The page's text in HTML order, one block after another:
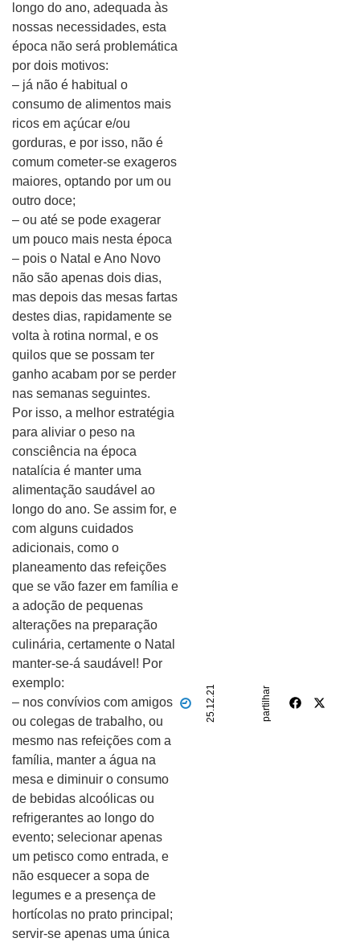
25.12.21 partilhar
longo do ano, adequada às
nossas necessidades, esta
época não será problemática
por dois motivos:
– já não é habitual o
consumo de alimentos mais
ricos em açúcar e/ou
gorduras, e por isso, não é
comum cometer-se exageros
maiores, optando por um ou
outro doce;
– ou até se pode exagerar
um pouco mais nesta época
– pois o Natal e Ano Novo
não são apenas dois dias,
mas depois das mesas fartas
destes dias, rapidamente se
volta à rotina normal, e os
quilos que se possam ter
ganho acabam por se perder
nas semanas seguintes.
Por isso, a melhor estratégia
para aliviar o peso na
consciência na época
natalícia é manter uma
alimentação saudável ao
longo do ano. Se assim for, e
com alguns cuidados
adicionais, como o
planeamento das refeições
que se vão fazer em família e
a adoção de pequenas
alterações na preparação
culinária, certamente o Natal
manter-se-á saudável! Por
exemplo:
– nos convívios com amigos
ou colegas de trabalho, ou
mesmo nas refeições com a
família, manter a água na
mesa e diminuir o consumo
de bebidas alcoólicas ou
refrigerantes ao longo do
evento; selecionar apenas
um petisco como entrada, e
não esquecer a sopa de
legumes e a presença de
hortícolas no prato principal;
servir-se apenas uma única